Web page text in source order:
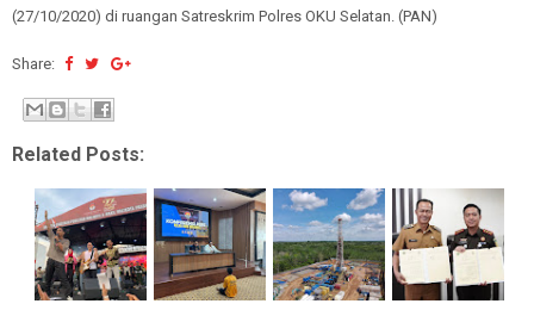
(27/10/2020) di ruangan Satreskrim Polres OKU Selatan. (PAN)
Share:
Related Posts: